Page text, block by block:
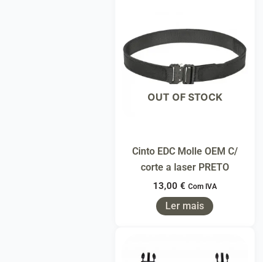
OUT OF STOCK
Cinto EDC Molle OEM C/
corte a laser PRETO
13,00 € Com IVA
Ler mais